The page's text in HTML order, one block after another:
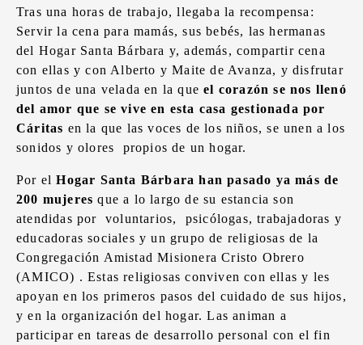
Tras una horas de trabajo, llegaba la recompensa:
Servir la cena para mamás, sus bebés, las hermanas
del Hogar Santa Bárbara y, además, compartir cena
con ellas y con Alberto y Maite de Avanza, y disfrutar
juntos de una velada en la queel corazón se nos llenó
del amor que se vive en esta casa gestionada por
Cáritas en la que las voces de los niños, se unen a los
sonidos y olores propios de un hogar.
Por elHogar Santa Bárbara han pasado ya más de
200 mujeres que a lo largo de su estancia son
atendidas por voluntarios,
psicólogas, trabajadoras y
educadoras sociales y un grupo de religiosas de la
Congregación Amistad Misionera Cristo Obrero
(AMICO) . Estas religiosas conviven con ellas y les
apoyan en los primeros pasos del cuidado de sus hijos,
y en la organización del hogar. Las animan a
participar en tareas de desarrollo personal con el fin